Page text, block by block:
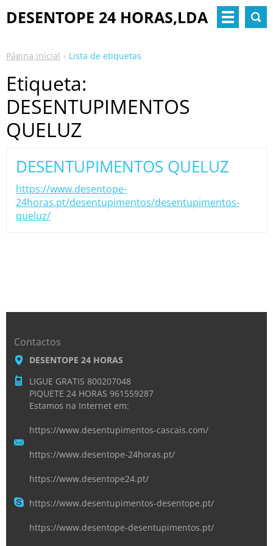
DESENTOPE 24 HORAS,LDA
Página inicial Lista de etiquetas
Etiqueta:
DESENTUPIMENTOS
QUELUZ
DESENTUPIMENTOS QUELUZ
https://www.desentope-
24horas.pt/desentupimentos/desentupimentos-
queluz/
Contactos
DESENTOPE 24 HORAS
LIGUE GRATIS 800207048
PIQUETE 24 HORAS 961559287
Estamos na Internet em:
https://www.desentupimentos-cascais.com/
https://www.desentope-24horas.pt/
https://www.desentope24.pt/
https://www.desentupimentos-desentope.pt/
https://www.desentope-desentupimentos.pt/